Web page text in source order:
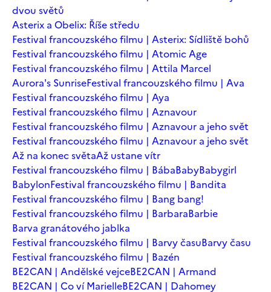
dvou světů
Asterix a Obelix: Říše středu
Festival francouzského filmu | Asterix: Sídliště bohů
Festival francouzského filmu | Atomic Age
Festival francouzského filmu | Attila Marcel
Aurora's SunriseFestival francouzského filmu | Ava
Festival francouzského filmu | Aya
Festival francouzského filmu | Aznavour
Festival francouzského filmu | Aznavour a jeho svět
Festival francouzského filmu | Aznavour a jeho svět
Až na konec světaAž ustane vítr
Festival francouzského filmu | BábaBabyBabygirl
BabylonFestival francouzského filmu | Bandita
Festival francouzského filmu | Bang bang!
Festival francouzského filmu | BarbaraBarbie
Barva granátového jablka
Festival francouzského filmu | Barvy časuBarvy času
Festival francouzského filmu | Bazén
BE2CAN | Andělské vejceBE2CAN | Armand
BE2CAN | Co ví MarielleBE2CAN | Dahomey